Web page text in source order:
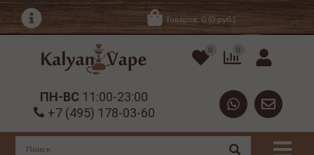
Товаров: 0 (0 руб.)
0 0
ПН-ВС 11:00-23:00
+7 (495) 178-03-60